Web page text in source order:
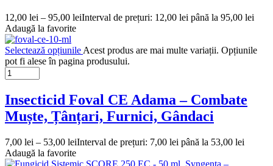
12,00 lei – 95,00 leiInterval de prețuri: 12,00 lei până la 95,00 lei
Adaugă la favorite
Selectează opțiunile Acest produs are mai multe variații. Opțiunile
pot fi alese în pagina produsului.
Insecticid Foval CE Adama – Combate
Muște, Țânțari, Furnici, Gândaci
7,00 lei – 53,00 leiInterval de prețuri: 7,00 lei până la 53,00 lei
Adaugă la favorite